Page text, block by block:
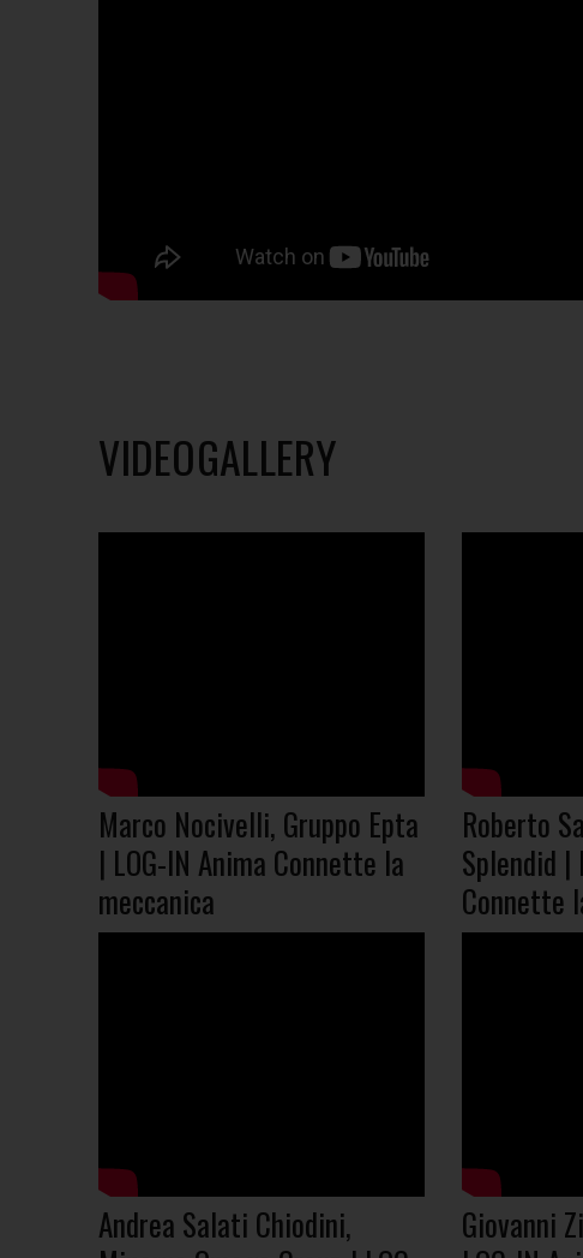
VIDEOGALLERY
Marco Nocivelli, Gruppo Epta
| LOG-IN Anima Connette la
meccanica
Roberto
Splendid |
Connette
Andrea Salati Chiodini,
Giovanni